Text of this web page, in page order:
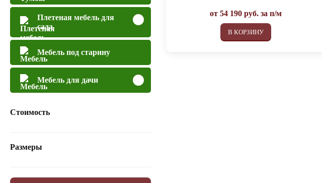
Плетеная мебель для
сада
Мебель под старину
Мебель для дачи
Стоимость
Размеры
от54 190 руб. за п/м
В КОРЗИНУ